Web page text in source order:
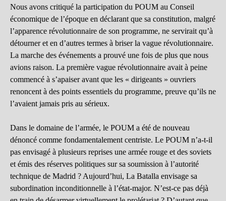
Nous avons critiqué la participation du POUM au Conseil
économique de l’époque en déclarant que sa constitution, malgré
l’apparence révolutionnaire de son programme, ne servirait qu’à
détourner et en d’autres termes à briser la vague révolutionnaire.
La marche des événements a prouvé une fois de plus que nous
avions raison. La première vague révolutionnaire avait à peine
commencé à s’apaiser avant que les « dirigeants » ouvriers
renoncent à des points essentiels du programme, preuve qu’ils ne
l’avaient jamais pris au sérieux.
Dans le domaine de l’armée, le POUM a été de nouveau
dénoncé comme fondamentalement centriste. Le POUM n’a-t-il
pas envisagé à plusieurs reprises une armée rouge et des soviets
et émis des réserves politiques sur sa soumission à l’autorité
technique de Madrid ? Aujourd’hui, La Batalla envisage sa
subordination inconditionnelle à l’état-major. N’est-ce pas déjà